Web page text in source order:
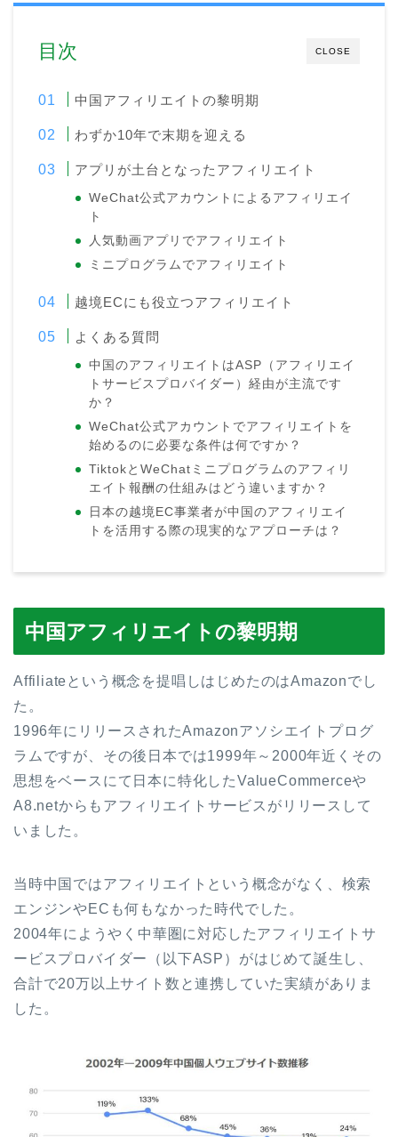
CLOSE
目次
中国アフィリエイトの黎明期
わずか10年で末期を迎える
アプリが土台となったアフィリエイト
WeChat公式アカウントによるアフィリエイ
ト
人気動画アプリでアフィリエイト
ミニプログラムでアフィリエイト
越境ECにも役立つアフィリエイト
よくある質問
中国のアフィリエイトはASP（アフィリエイ
トサービスプロバイダー）経由が主流です
か？
WeChat公式アカウントでアフィリエイトを
始めるのに必要な条件は何ですか？
TiktokとWeChatミニプログラムのアフィリ
エイト報酬の仕組みはどう違いますか？
日本の越境EC事業者が中国のアフィリエイ
トを活用する際の現実的なアプローチは？
中国アフィリエイトの黎明期
Affiliateという概念を提唱しはじめたのはAmazonでし
た。
1996年にリリースされたAmazonアソシエイトプログ
ラムですが、その後日本では1999年～2000年近くその
思想をベースにて日本に特化したValueCommerceや
A8.netからもアフィリエイトサービスがリリースして
いました。
当時中国ではアフィリエイトという概念がなく、検索
エンジンやECも何もなかった時代でした。
2004年にようやく中華圏に対応したアフィリエイトサ
ービスプロバイダー（以下ASP）がはじめて誕生し、
合計で20万以上サイト数と連携していた実績がありま
した。